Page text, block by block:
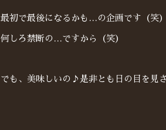
最初で最後になるかも…の企画です（笑）
何しろ禁断の…ですから（笑）
でも、美味しいの♪是非とも日の目を見